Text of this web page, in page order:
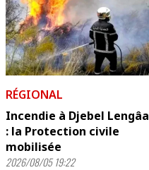
RÉGIONAL
Incendie à Djebel Lengâa
: la Protection civile
mobilisée
2026/08/05 19:22